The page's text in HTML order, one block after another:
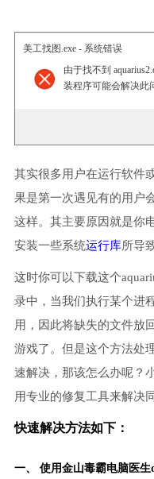
美工找图.exe - 系统错误
由于找不到
装程序可能会解决此
其实很多用户在运行软件
果是第一次遇见有的用户
这样。其主要原因就是你
安装一些系统运行库所导
这时你可以下载这个
录中，当我们执行某个进
用，因此将缺失的文件放
游戏了。但是这个方法处
速解决，那该怎么办呢？
用专业的修复工具来解决
快速解决方法如下：
一、 使用金山毒霸电脑医生